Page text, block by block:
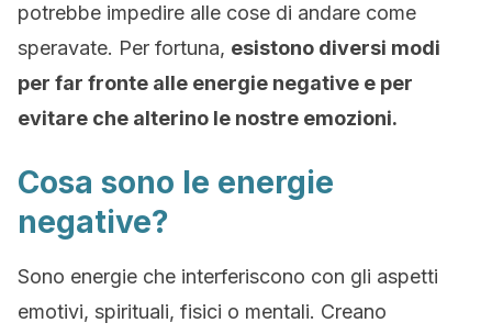
potrebbe impedire alle cose di andare come
speravate. Per fortuna, esistono diversi modi
per far fronte alle energie negative e per
evitare che alterino le nostre emozioni.
Cosa sono le energie
negative?
Sono energie che interferiscono con gli aspetti
emotivi, spirituali, fisici o mentali. Creano